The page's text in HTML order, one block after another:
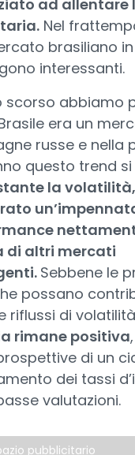
ad allentare
Nel
brasiliano
interessanti.
scorso
era un
russe e nella
questo trend
la
di altri mercati
Sebbene le
possano
riflussi di
rimane positiva
di un
dei tassi
valutazioni.
pubblicitario